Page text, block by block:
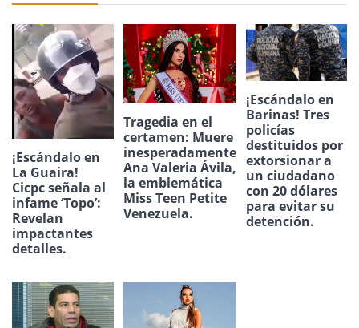
¡Escándalo en
La Guaira!
Cicpc señala al
infame ‘Topo’:
Revelan
impactantes
detalles.
Tragedia en el
certamen: Muere
inesperadamente
Ana Valeria Ávila,
la emblemática
Miss Teen Petite
Venezuela.
¡Escándalo en
Barinas! Tres
policías
destituidos por
extorsionar a
un ciudadano
con 20 dólares
para evitar su
detención.